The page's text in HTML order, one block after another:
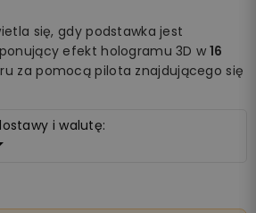
się, gdy podstawka jest
efekt hologramu 3D w 16
za pomocą pilota znajdującego się
i walutę: